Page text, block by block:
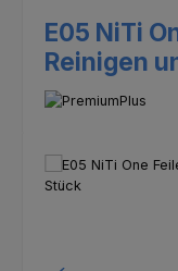
E05 NiTi
Reinigen
Bildergalerie